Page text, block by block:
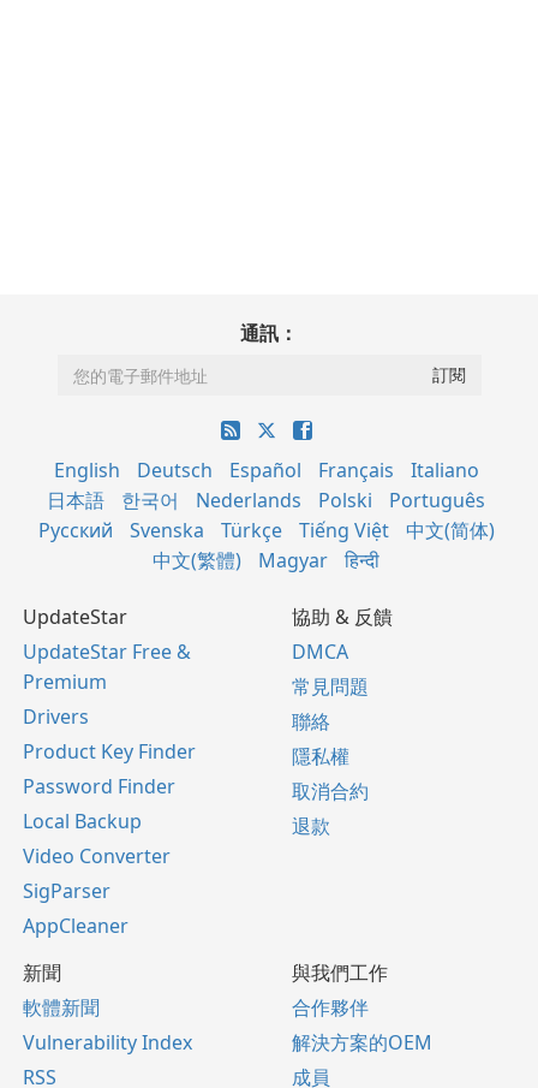
通訊：
English Deutsch Español Français
Italiano
日本語
한국어 Nederlands Polski
Português
Русский
Svenska Türkçe Tiếng Việt
中文(简体)
中文(繁體)
Magyar हिन्दी
UpdateStar
UpdateStar Free &
Premium
Drivers
Product Key Finder
Password Finder
Local Backup
Video Converter
SigParser
AppCleaner
協助 & 反饋
DMCA
常見問題
聯絡
隱私權
取消合約
退款
新聞
軟體新聞
Vulnerability Index
RSS
與我們工作
合作夥伴
解決方案的OEM
成員